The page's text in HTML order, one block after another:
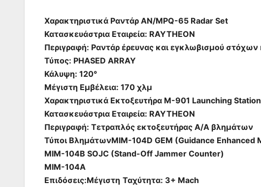
Χαρακτηριστικά Ραντάρ AN/MPQ-65 Radar Set
Κατασκευάστρια Εταιρεία: RAYTHEON
Περιγραφή: Ραντάρ έρευνας και εγκλωβισμού
Τύπος: PHASED ARRAY
Κάλυψη: 120°
Μέγιστη Εμβέλεια: 170 χλμ
Χαρακτηριστικά Εκτοξευτήρα M-901 Launching Station
Κατασκευάστρια Εταιρεία: RAYTHEON
Περιγραφή: Τετραπλός εκτοξευτήρας Α/Α βλημάτων
Τύποι ΒλημάτωνMIM-104D GEM (Guidance Enhanced
MIM-104B SOJC (Stand-Off Jammer Counter)
MIM-104A
Επιδόσεις:Μέγιστη Ταχύτητα: 3+ Mach